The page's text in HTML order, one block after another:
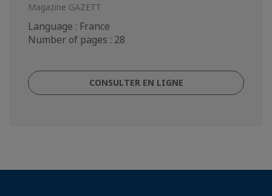
Magazine GAZETT
Language : France
Number of pages : 28
CONSULTER EN LIGNE